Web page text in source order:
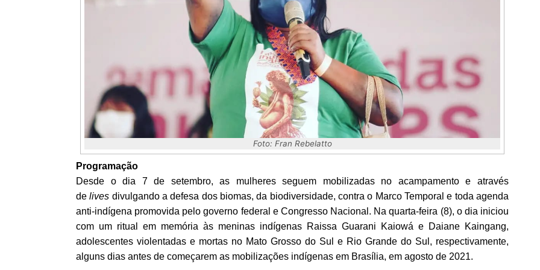
Foto: Fran Rebelatto
Programação
Desde o dia 7 de setembro, as mulheresseguem mobilizadas no acampamento e através
delives divulgando a defesa dos biomas, da biodiversidade, contra o Marco Temporal e toda agenda
anti-indígena promovida pelo governo federal e Congresso Nacional. Na quarta-feira (8), o dia iniciou
com um ritual em memória às meninas indígenas Raissa Guarani Kaiowá e Daiane Kaingang,
adolescentes violentadas e mortas no Mato Grosso do Sul e Rio Grande do Sul, respectivamente,
alguns dias antes de começarem as mobilizações indígenas em Brasília, em agosto de 2021.